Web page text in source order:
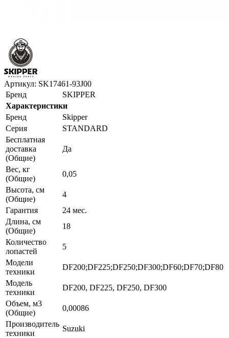
Артикул: SK17461-93J00
Бренд
SKIPPER
Характеристики
Бренд
Skipper
Серия
STANDARD
Бесплатная
доставка
(Общие)
Да
Вес, кг
(Общие)
0,05
Высота, см
(Общие)
4
Гарантия
24 мес.
Длина, см
(Общие)
18
Количество
лопастей
5
Модели
техники
DF200;DF225;DF250;DF300;DF60;DF70;DF80
Модель
техники
DF200, DF225, DF250, DF300
Объем, м3
(Общие)
0,00086
Производитель
техники
Suzuki